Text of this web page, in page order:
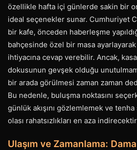
özellikle hafta içi günlerde sakin bir
ideal seçenekler sunar. Cumhuriyet
bir kafe, önceden haberleşme
bahçesinde özel bir masa
ihtiyacına cevap verebilir. Ancak,
dokusunun gevşek olduğu
bir arada görülmesi zaman zaman
Bu nedenle, buluşma noktasını
günlük akışını gözlemlemek ve
olası rahatsızlıkları en aza
Ulaşım ve Zamanlama: